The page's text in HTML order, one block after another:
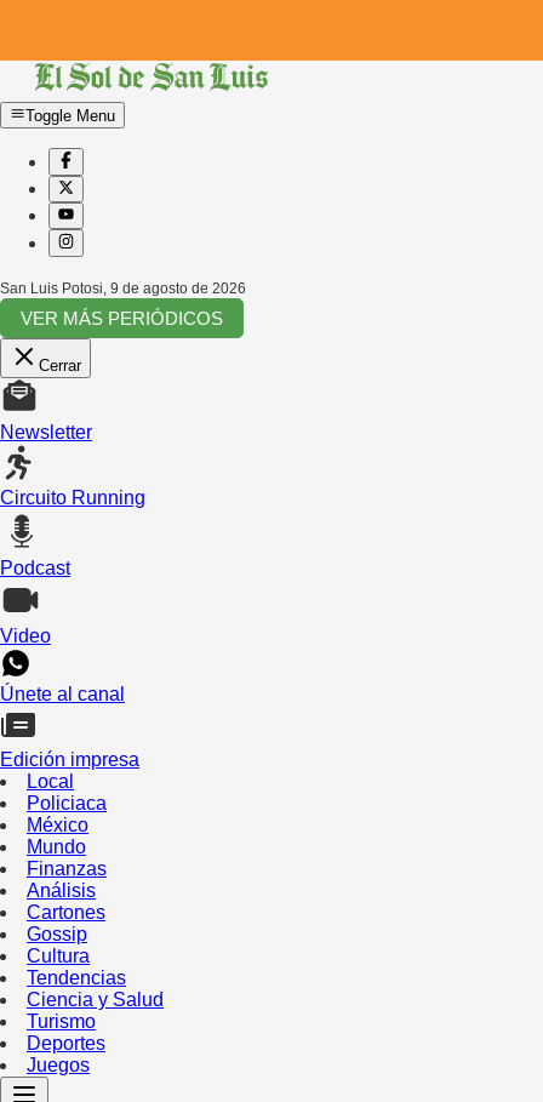
Toggle Menu
San Luis Potosi 9 de agosto de 2026
VER MÁS PERIÓDICOS
Cerrar
Newsletter
Circuito Running
Podcast
Video
Únete al canal
Edición impresa
Local
Policiaca
México
Mundo
Finanzas
Análisis
Cartones
Gossip
Cultura
Tendencias
Ciencia y Salud
Turismo
Deportes
Juegos